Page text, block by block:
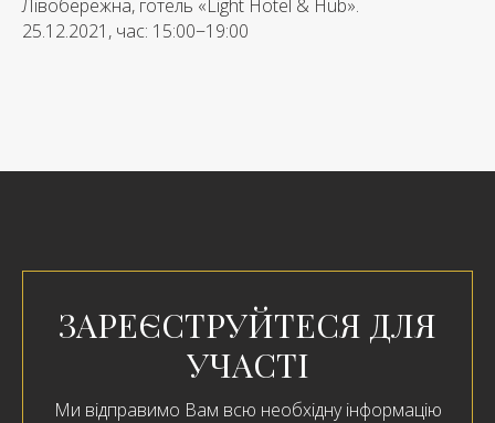
Лівобережна, готель «Light Hotel & Hub».
25.12.2021, час: 15:00−19:00
ЗАРЕЄСТРУЙТЕСЯ ДЛЯ
УЧАСТІ
Ми відправимо Вам всю необхідну інформацію